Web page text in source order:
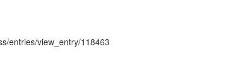
entries/view_entry/118463